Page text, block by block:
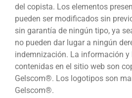
del copista. Los elementos
pueden ser modificados sin
sin garantía de ningún tipo, ya
no pueden dar lugar a ningún
indemnización. La información y
contenidas en el sitio web son
Gelscom®. Los logotipos son
Gelscom®.